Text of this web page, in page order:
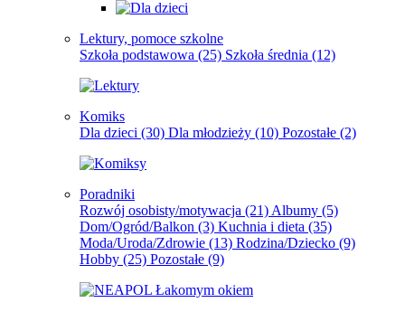
Lektury, pomoce szkolne
Szkoła podstawowa (25) Szkoła średnia (12)
Komiks
Dla dzieci (30) Dla młodzieży (10) Pozostałe (2)
Poradniki
Rozwój osobisty/motywacja (21) Albumy (5)
Dom/Ogród/Balkon (3) Kuchnia i dieta (35)
Moda/Uroda/Zdrowie (13) Rodzina/Dziecko (9)
Hobby (25) Pozostałe (9)